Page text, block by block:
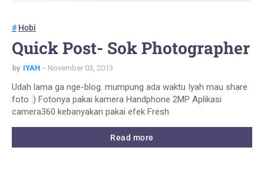
Hobi
Quick Post- Sok Photographer
by IYAH November 03, 2013
Udah lama ga nge-blog. mumpung ada waktu Iyah mau share
foto :) Fotonya pakai kamera Handphone 2MP Aplikasi
camera360 kebanyakan pakai efek Fresh
Read more